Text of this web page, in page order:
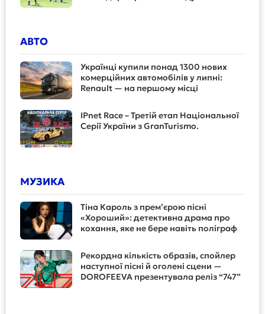
АВТО
Українці купили понад 1300 нових
комерційних автомобілів у липні:
Renault — на першому місці
IPnet Race – Третій етап Національної
Серії України з GranTurismo.
МУЗИКА
Тіна Кароль з прем’єрою пісні
«Хороший»: детективна драма про
кохання, яке не бере навіть поліграф
Рекордна кількість образів, спойлер
наступної пісні й оголені сцени —
DOROFEEVA презентувала реліз “747”